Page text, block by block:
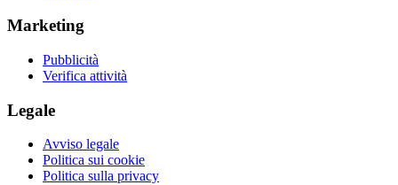
Marketing
Pubblicità
Verifica attività
Legale
Avviso legale
Politica sui cookie
Politica sulla privacy